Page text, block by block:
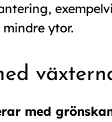
ytor.
med